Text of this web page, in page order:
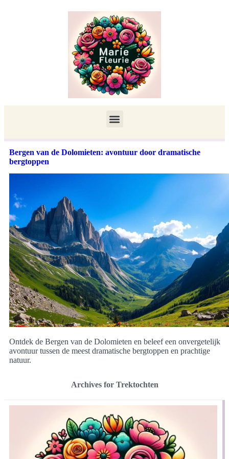
Bergen van de Dolomieten: avontuur door dramatische
bergtoppen
Ontdek de Bergen van de Dolomieten en beleef een onvergetelijk
avontuur tussen de meest dramatische bergtoppen en prachtige
natuur.
Archives for Trektochten